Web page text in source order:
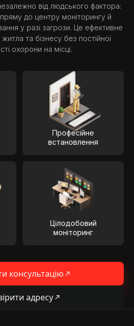
від людського фактора:
до центру моніторингу й
у разі загрози. Це ефективне
та бізнесу без постійної
охорони на місці.
Професійне
встановлення
Цілодобовий
моніторинг
консультацію
адресу